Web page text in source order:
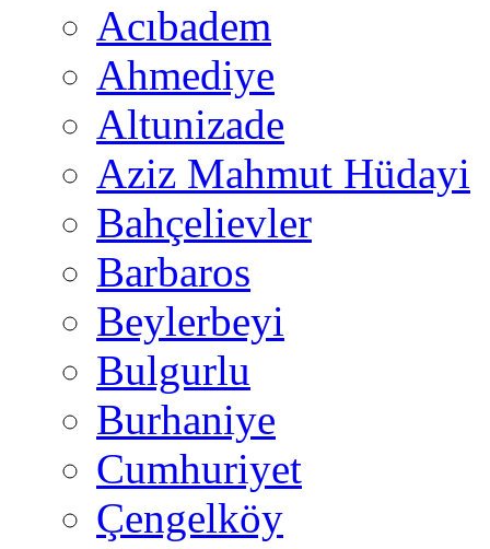
Acıbadem
Ahmediye
Altunizade
Aziz Mahmut Hüdayi
Bahçelievler
Barbaros
Beylerbeyi
Bulgurlu
Burhaniye
Cumhuriyet
Çengelköy